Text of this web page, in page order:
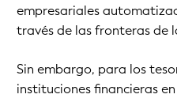
empresariales
través de las fronteras de
Sin embargo, para los
instituciones financieras